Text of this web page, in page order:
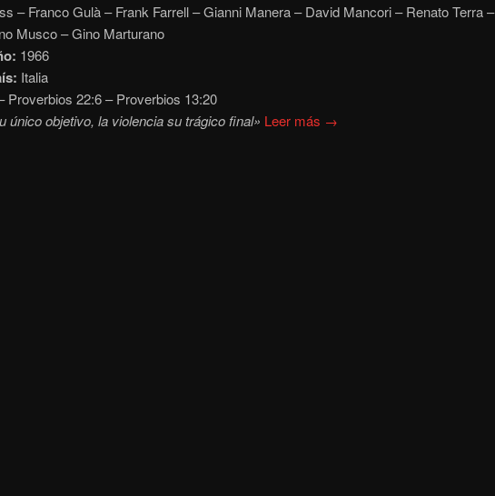
– Franco Gulà – Frank Farrell – Gianni Manera – David Mancori – Renato Terra –
Musco – Gino Marturano
1966
Italia
Proverbios 22:6 – Proverbios 13:20
único objetivo, la violencia su trágico final» Leer más →